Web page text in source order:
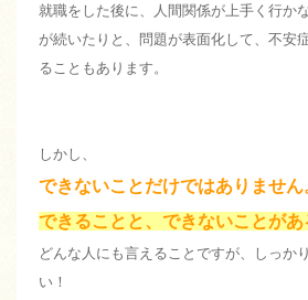
就職をした後に、人間関係が上手く行か
が続いたりと、問題が表面化して、不安
ることもあります。
しかし、
できないことだけではありません
できることと、できないことがあ
どんな人にも言えることですが、しっか
い！